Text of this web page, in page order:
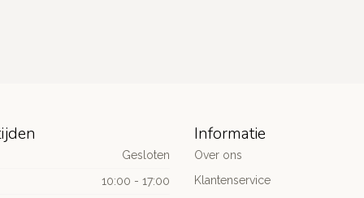
Gesloten
10:00 - 17:00
Informatie
Over ons
Klantenservice